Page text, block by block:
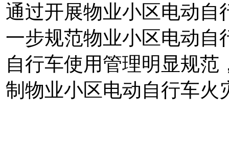
通过开展物业小区电动自
一步规范物业小区电动自
自行车使用管理明显规
制物业小区电动自行车火